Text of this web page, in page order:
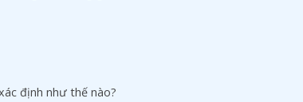
định như thế nào?